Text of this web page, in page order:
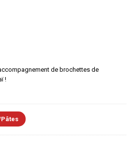
de brochettes de
!